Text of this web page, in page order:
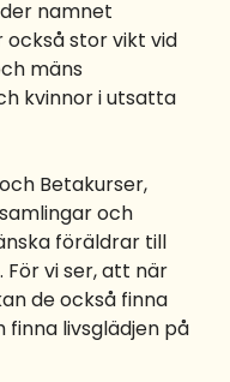
namnet
också stor vikt vid
mäns
kvinnor i utsatta
Betakurser,
och
föräldrar till
vi ser, att när
de också finna
livsglädjen på